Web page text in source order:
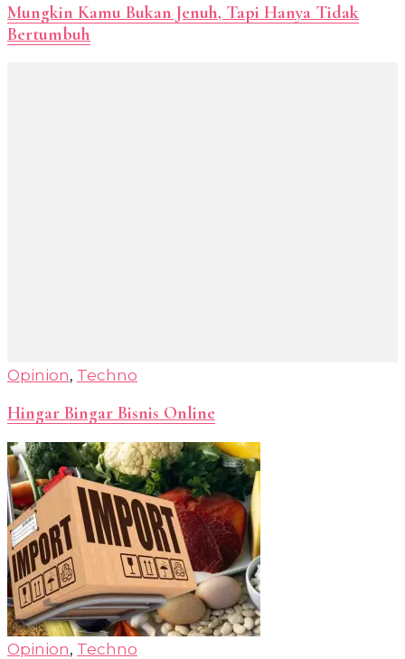
Mungkin Kamu Bukan Jenuh, Tapi Hanya Tidak
Bertumbuh
Opinion, Techno
Hingar Bingar Bisnis Online
Opinion, Techno